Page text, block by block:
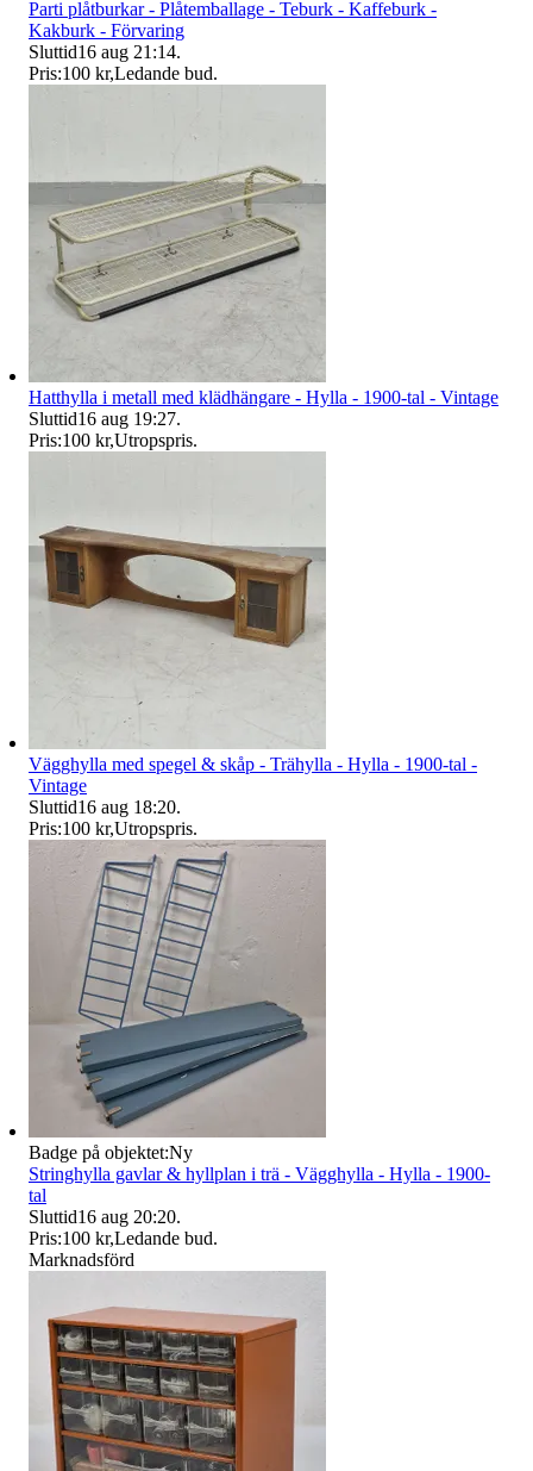
Parti plåtburkar - Plåtemballage - Teburk - Kaffeburk -
Kakburk - Förvaring
Sluttid16 aug 21:14.
Pris:100 kr,Ledande bud.
Hatthylla i metall med klädhängare - Hylla - 1900-tal - Vintage
Sluttid16 aug 19:27.
Pris:100 kr,Utropspris.
Vägghylla med spegel & skåp - Trähylla - Hylla - 1900-tal -
Vintage
Sluttid16 aug 18:20.
Pris:100 kr,Utropspris.
Badge på objektet:Ny
Stringhylla gavlar & hyllplan i trä - Vägghylla - Hylla - 1900-
tal
Sluttid16 aug 20:20.
Pris:100 kr,Ledande bud.
Marknadsförd